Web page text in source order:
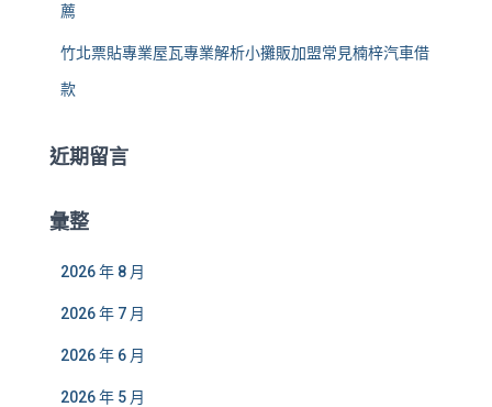
薦
竹北票貼專業屋瓦專業解析小攤販加盟常見楠梓汽車借
款
近期留言
彙整
2026 年 8 月
2026 年 7 月
2026 年 6 月
2026 年 5 月